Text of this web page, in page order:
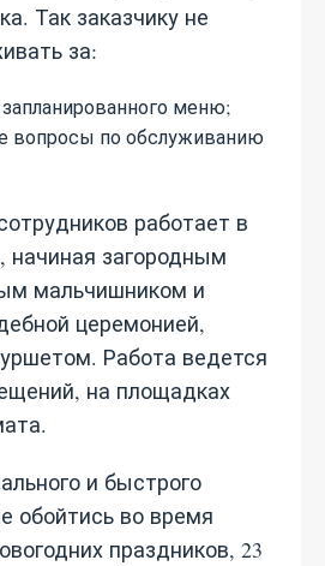
Так заказчику не
за:
меню;
вопросы по обслуживанию
работает в
загородным
мальчишником и
церемонией,
Работа ведется
на площадках
и быстрого
обойтись во время
праздников, 23